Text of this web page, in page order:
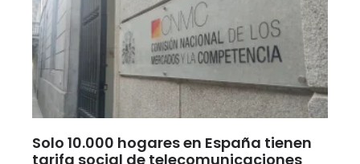
Solo 10.000 hogares en España tienen
tarifa social de telecomunicaciones